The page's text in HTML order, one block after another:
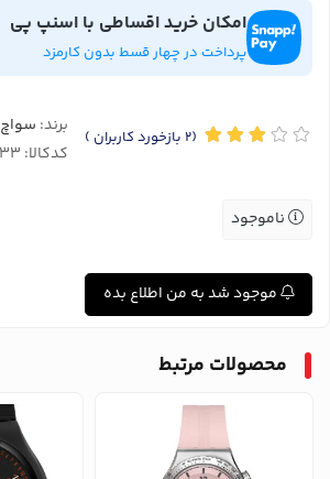
امکان خرید اقساطی با اسنپ پی
پرداخت در چهار قسط بدون کارمزد
(2 بازخورد کاربران ) برند: سواچ
کدکالا:
ناموجود
موجود شد به من اطلاع بده
محصولات مرتبط